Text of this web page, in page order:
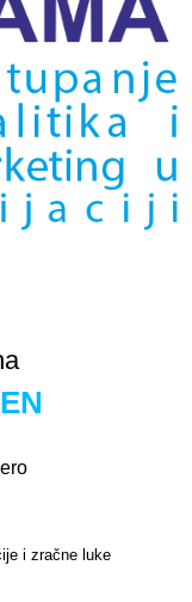
i zračne luke